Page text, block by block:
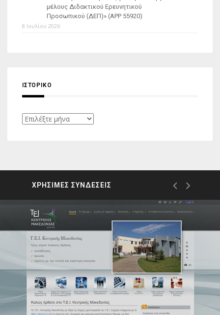
μέλους Διδακτικού Ερευνητικού
Προσωπικού (ΔΕΠ)» (APP 55920)
8 Ιουλίου 2026
ΙΣΤΟΡΙΚΌ
Ιστορικό
ΧΡΗΣΙΜΕΣ ΣΥΝΔΕΣΕΙΣ